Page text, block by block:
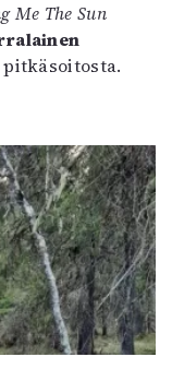
Me The Sun